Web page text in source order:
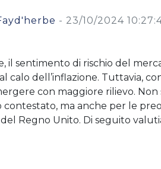
- 23/10/2024
il sentimento di rischio del
calo dell’inflazione. Tuttavia,
con maggiore rilievo.
contestato, ma anche per le
Regno Unito. Di seguito